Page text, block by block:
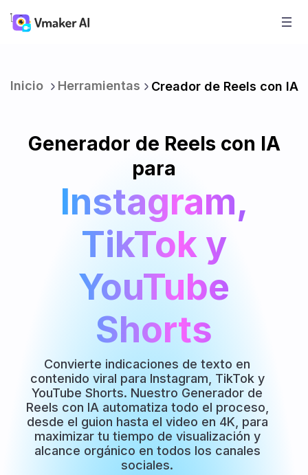
Inicio Herramientas Creador de Reels con IA
Generador de Reels con IA
para
Instagram,
TikTok y
YouTube
Shorts
Convierte indicaciones de texto en
contenido viral para Instagram, TikTok y
YouTube Shorts. Nuestro Generador de
Reels con IA automatiza todo el proceso,
desde el guion hasta el video en 4K, para
maximizar tu tiempo de visualización y
alcance orgánico en todos los canales
sociales.